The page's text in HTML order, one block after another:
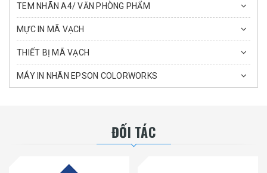
TEM NHÃN A4/ VĂN PHÒNG PHẨM
MỰC IN MÃ VẠCH
THIẾT BỊ MÃ VẠCH
MÁY IN NHÃN EPSON COLORWORKS
ĐỐI TÁC